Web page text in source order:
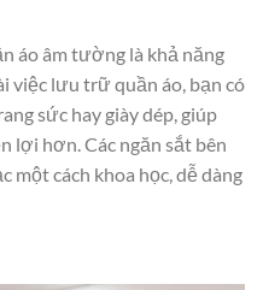
áo âm tường là khả năng
việc lưu trữ quần áo, bạn có
sức hay giày dép, giúp
lợi hơn. Các ngăn sắt bên
một cách khoa học, dễ dàng